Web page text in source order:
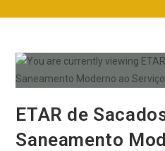
ETAR de
Saneamento